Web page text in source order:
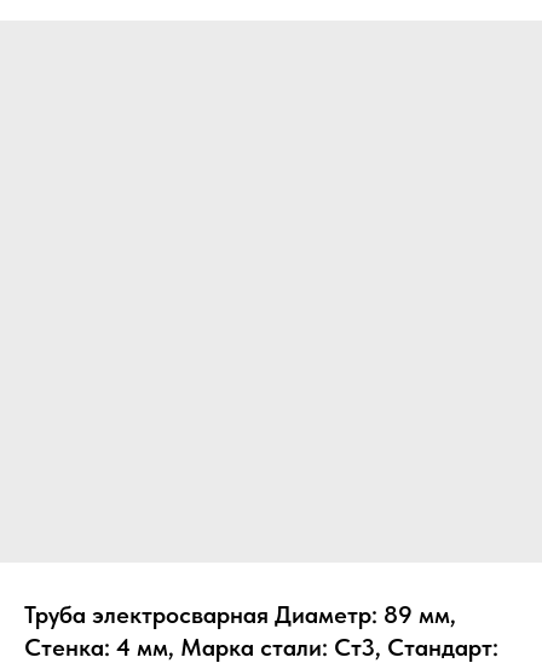
Труба электросварная Диаметр: 89 мм,
Стенка: 4 мм, Марка стали: Ст3, Стандарт: